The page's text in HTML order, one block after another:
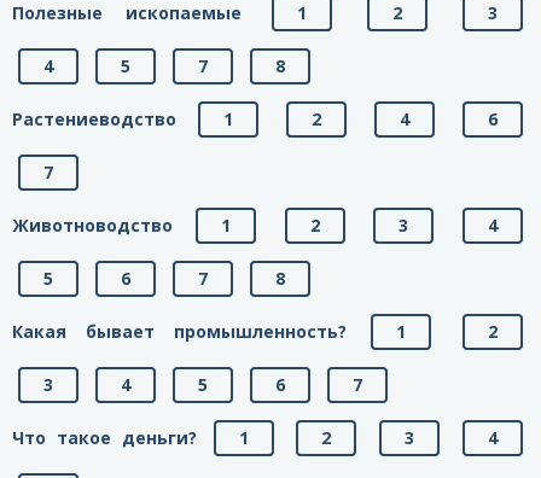
Полезные ископаемые 1 2 3
4 5 7 8
Растениеводство 1 2 4 6
7
Животноводство 1 2 3 4
5 6 7 8
Какая бывает промышленность? 1 2
3 4 5 6 7
Что такое деньги? 1 2 3 4